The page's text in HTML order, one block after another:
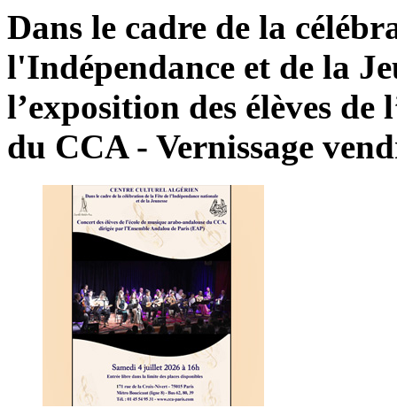
Dans le cadre de la
l'Indépendance et de la
l’exposition des élèves de
du CCA - Vernissage